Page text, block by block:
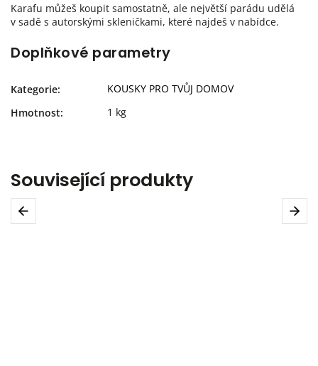
Karafu můžeš koupit samostatně, ale největší parádu udělá
v sadě s autorskými skleničkami, které najdeš v nabídce.
Doplňkové parametry
Kategorie:
KOUSKY PRO TVŮJ DOMOV
Hmotnost: 1 kg
Související produkty
Previous Next